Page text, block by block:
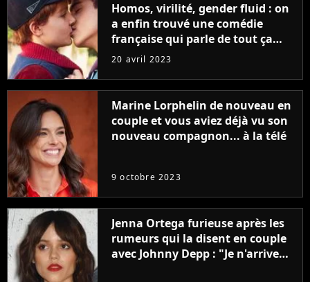
Homos, virilité, gender fluid : on
a enfin trouvé une comédie
française qui parle de tout ça
sans être super ringarde
20 avril 2023
Marine Lorphelin de nouveau en
couple et vous aviez déjà vu son
nouveau compagnon... à la télé
9 octobre 2023
Jenna Ortega furieuse après les
rumeurs qui la disent en couple
avec Johnny Depp : "Je n'arrive